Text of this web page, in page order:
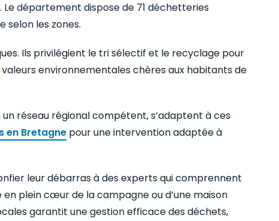
département dispose de 71 déchetteries
selon les zones.
Ils privilégient le tri sélectif et le recyclage pour
environnementales chères aux habitants de
réseau régional compétent, s’adaptent à ces
en Bretagne pour une intervention adaptée à
leur débarras à des experts qui comprennent
en plein cœur de la campagne ou d’une maison
garantit une gestion efficace des déchets,